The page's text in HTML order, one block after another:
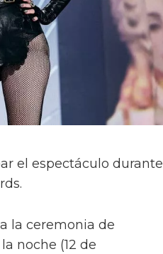
el espectáculo durante
la ceremonia de
noche (12 de